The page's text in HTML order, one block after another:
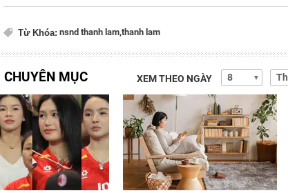
Từ Khóa: nsnd thanh lam,thanh lam
CHUYÊN MỤC XEM THEO NGÀY